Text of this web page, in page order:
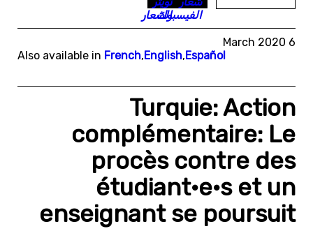
6 March 2020
Also available in French,English,Español
Turquie: Action
complémentaire: Le
procès contre des
étudiant·e·s et un
enseignant se poursuit